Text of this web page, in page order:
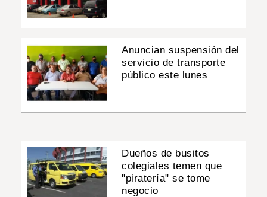
Anuncian suspensión del
servicio de transporte
público este lunes
Dueños de busitos
colegiales temen que
"piratería" se tome
negocio